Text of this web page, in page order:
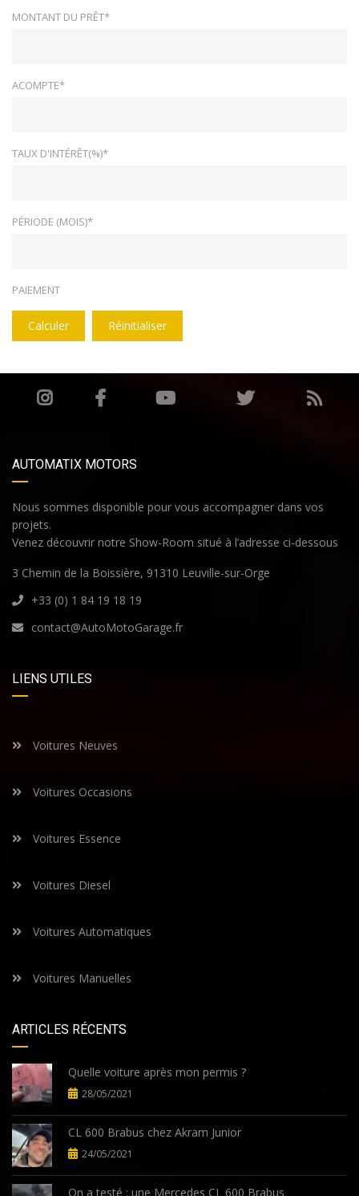
MONTANT DU PRÊT*
ACOMPTE*
TAUX D'INTÉRÊT(%)*
PÉRIODE (MOIS)*
PAIEMENT
Calculer Réinitialiser
AUTOMATIX MOTORS
Nous sommes disponible pour vous accompagner dans vos
projets.
Venez découvrir notre Show-Room situé à l’adresse ci-dessous
3 Chemin de la Boissière, 91310 Leuville-sur-Orge
+33 (0) 1 84 19 18 19
contact@AutoMotoGarage.fr
LIENS UTILES
Voitures Neuves
Voitures Occasions
Voitures Essence
Voitures Diesel
Voitures Automatiques
Voitures Manuelles
ARTICLES RÉCENTS
Quelle voiture après mon permis ?
28/05/2021
CL 600 Brabus chez Akram Junior
24/05/2021
On a testé : une Mercedes CL 600 Brabus